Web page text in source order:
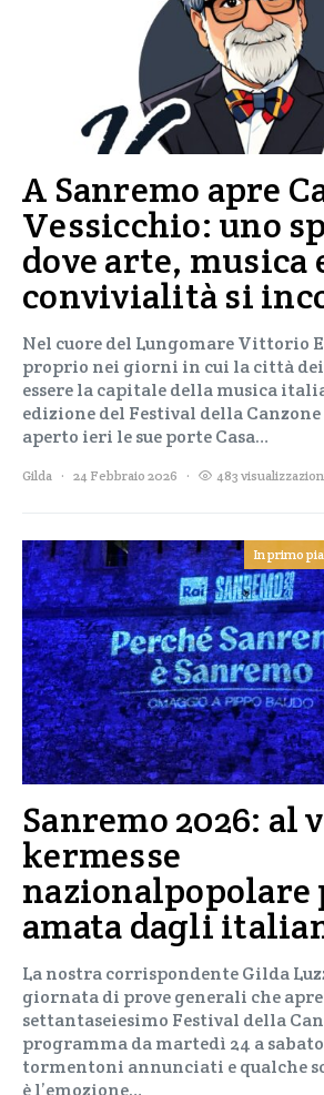
A Sanremo apre
Vessicchio: uno
dove arte, musica
convivialità si
Nel cuore del Lungomare Vittorio
proprio nei giorni in cui la città
essere la capitale della musica
edizione del Festival della
aperto ieri le sue porte Casa…
Gilda 24 Febbraio 2026 483
In primo
Sanremo 2026: al
kermesse
nazionalpopolare
amata dagli
La nostra corrispondente Gilda
giornata di prove generali che
settantaseiesimo Festival della
programma da martedì 24 a
tormentoni annunciati e qualche
è l’emozione…